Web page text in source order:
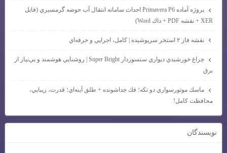
پروژه آماده Primavera P6 احداث سامانه انتقال آب حوضه گرمسيري (فايل
XER + نقشه PDF + داك Word)
نقشه فاز ۲ استخر سرپوشيده | كامل، اجرايي و حرفه‌اي
چراغ خورشيدي ديواري سنسوردار Super Bright | روشنايي هوشمند و بي‌نياز از
برق
ماسك موتورسواري دو تكه؛ فك جداشونده + طلق آينه‌اي؛ قدرت، زيبايي،
محافظت كامل!
نويسندگان